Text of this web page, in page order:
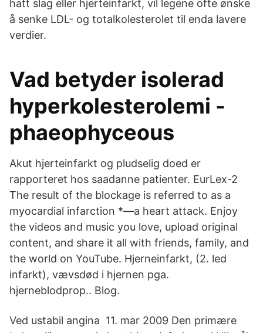
hatt slag eller hjerteinfarkt, vil legene ofte ønske
å senke LDL- og totalkolesterolet til enda lavere
verdier.
Vad betyder isolerad
hyperkolesterolemi -
phaeophyceous
Akut hjerteinfarkt og pludselig doed er
rapporteret hos saadanne patienter. EurLex-2
The result of the blockage is referred to as a
myocardial infarction *—a heart attack. Enjoy
the videos and music you love, upload original
content, and share it all with friends, family, and
the world on YouTube. Hjerneinfarkt, (2. led
infarkt), vævsdød i hjernen pga.
hjerneblodprop.. Blog.
Ved ustabil angina 11. mar 2009 Den primære